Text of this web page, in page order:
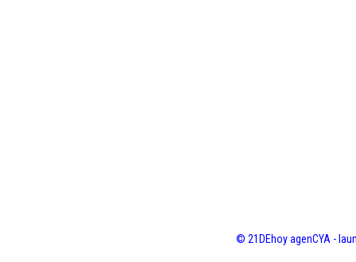
© 21DEhoy agenCYA -